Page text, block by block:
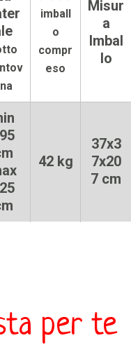
imball
o
compr
eso
Misur
a
Imbal
lo
42 kg
37x3
7x20
7 cm
per te